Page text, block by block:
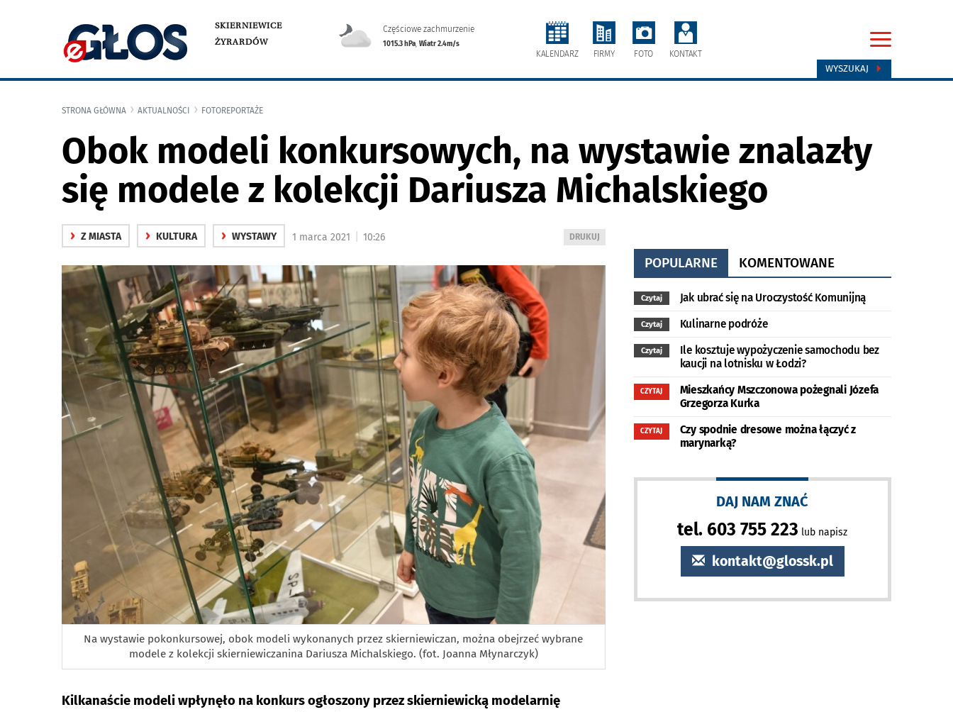
SKIERNIEWICE
ŻYRARDÓW
Częściowe zachmurzenie
1015.3 hPa,Wiatr 2.4m/s
KALENDARZ FIRMY FOTO KONTAKT
WYSZUKAJ
STRONA GŁÓWNA AKTUALNOŚCI FOTOREPORTAŻE
Obok modeli konkursowych, na wystawie znalazły
się modele z kolekcji Dariusza Michalskiego
› Z MIASTA › KULTURA › WYSTAWY
WYDRUKUJ
DO
DRUKUJ
1 marca 2021 10:26
Na wystawie pokonkursowej, obok modeli wykonanych przez skierniewiczan, można obejrzeć wybrane
modele z kolekcji skierniewiczanina Dariusza Michalskiego. (fot. Joanna Młynarczyk)
Kilkanaście modeli wpłynęło na konkurs ogłoszony przez skierniewicką modelarnię
POPULARNE KOMENTOWANE
Czytaj Jak ubrać się na Uroczystość Komunijną
Czytaj Kulinarne podróże
Czytaj
Ile kosztuje wypożyczenie samochodu bez
kaucji na lotnisku w Łodzi?
CZYTAJ
Mieszkańcy Mszczonowa pożegnali Józefa
Grzegorza Kurka
CZYTAJ
Czy spodnie dresowe można łączyć z
marynarką?
DAJ NAM ZNAĆ
tel. 603 755 223 lub napisz
kontakt@glossk.pl